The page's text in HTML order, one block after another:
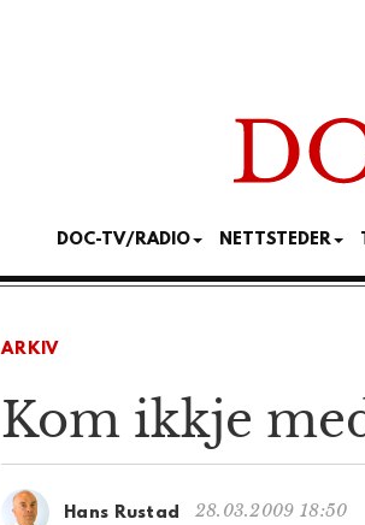
DOC-TV/RADIO NETTSTEDER
ARKIV
Kom ikkje
Hans Rustad 28.03.2009 18:50